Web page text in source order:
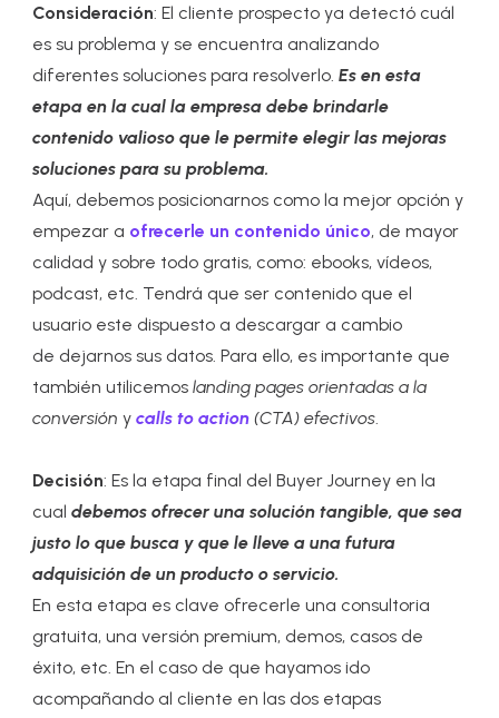
Consideración: El cliente prospecto ya detectó cuál
es su problema y se encuentra analizando
diferentes soluciones para resolverlo.Es en esta
etapa en la cual la empresa debe brindarle
contenido valioso que le permite elegir las mejoras
soluciones para su problema.
Aquí, debemos posicionarnos como la mejor opción y
empezar a ofrecerle un contenido único, de mayor
calidad y sobre todo gratis, como: ebooks, vídeos,
podcast, etc. Tendrá que ser contenido que el
usuario este dispuesto a descargar a cambio
de dejarnos sus datos. Para ello, es importante que
también utilicemoslanding pages orientadas a la
conversión ycalls to action (CTA) efectivos.
Decisión: Es la etapa final del Buyer Journey en la
cualdebemos ofrecer una solución tangible, que sea
justo lo que busca y que le lleve a una futura
adquisición de un producto o servicio.
En esta etapa es clave ofrecerle una consultoria
gratuita, una versión premium, demos, casos de
éxito, etc. En el caso de que hayamos ido
acompañando al cliente en las dos etapas